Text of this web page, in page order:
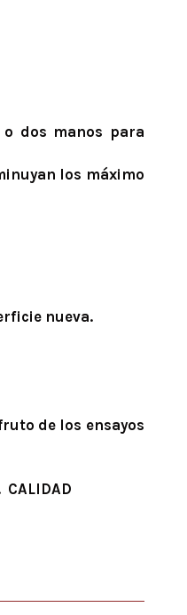
dos manos para
los máximo
nueva.
de los ensayos
CALIDAD